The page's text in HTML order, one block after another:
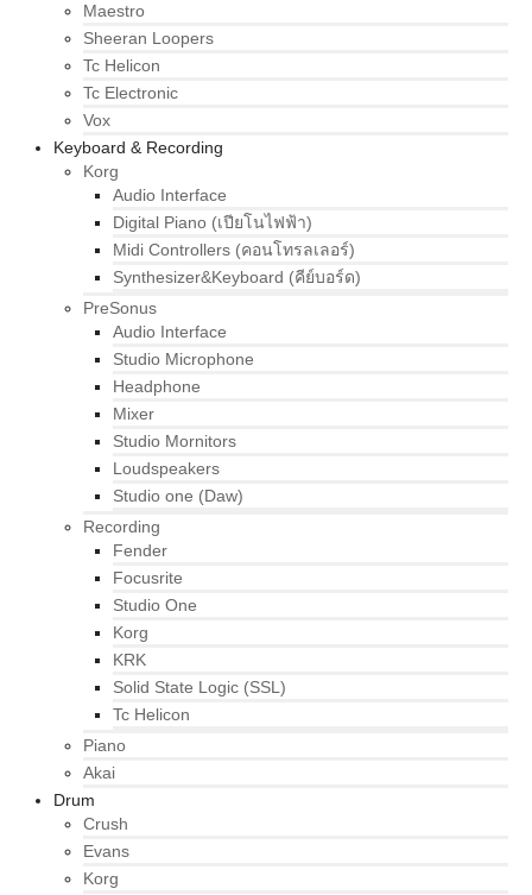
Maestro
Sheeran Loopers
Tc Helicon
Tc Electronic
Vox
Keyboard & Recording
Korg
Audio Interface
Digital Piano (เปียโนไฟฟ้า)
Midi Controllers (คอนโทรลเลอร์)
Synthesizer&Keyboard (คีย์บอร์ด)
PreSonus
Audio Interface
Studio Microphone
Headphone
Mixer
Studio Mornitors
Loudspeakers
Studio one (Daw)
Recording
Fender
Focusrite
Studio One
Korg
KRK
Solid State Logic (SSL)
Tc Helicon
Piano
Akai
Drum
Crush
Evans
Korg